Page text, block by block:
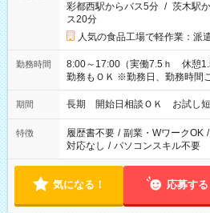
彩都西駅からバス5分 / 茨木駅
ス20分
人気の食品工場で軽作業：派
勤務時間
8:00～17:00（実働7.5ｈ 休憩
勤務もＯＫ ※勤務日、勤務時間
期間 長期 開始日相談ＯＫ お試し短
特徴 履歴書不要 / 副業・WワークOK /
対応なし / パソコンスキル不要
気になる！ 応募する